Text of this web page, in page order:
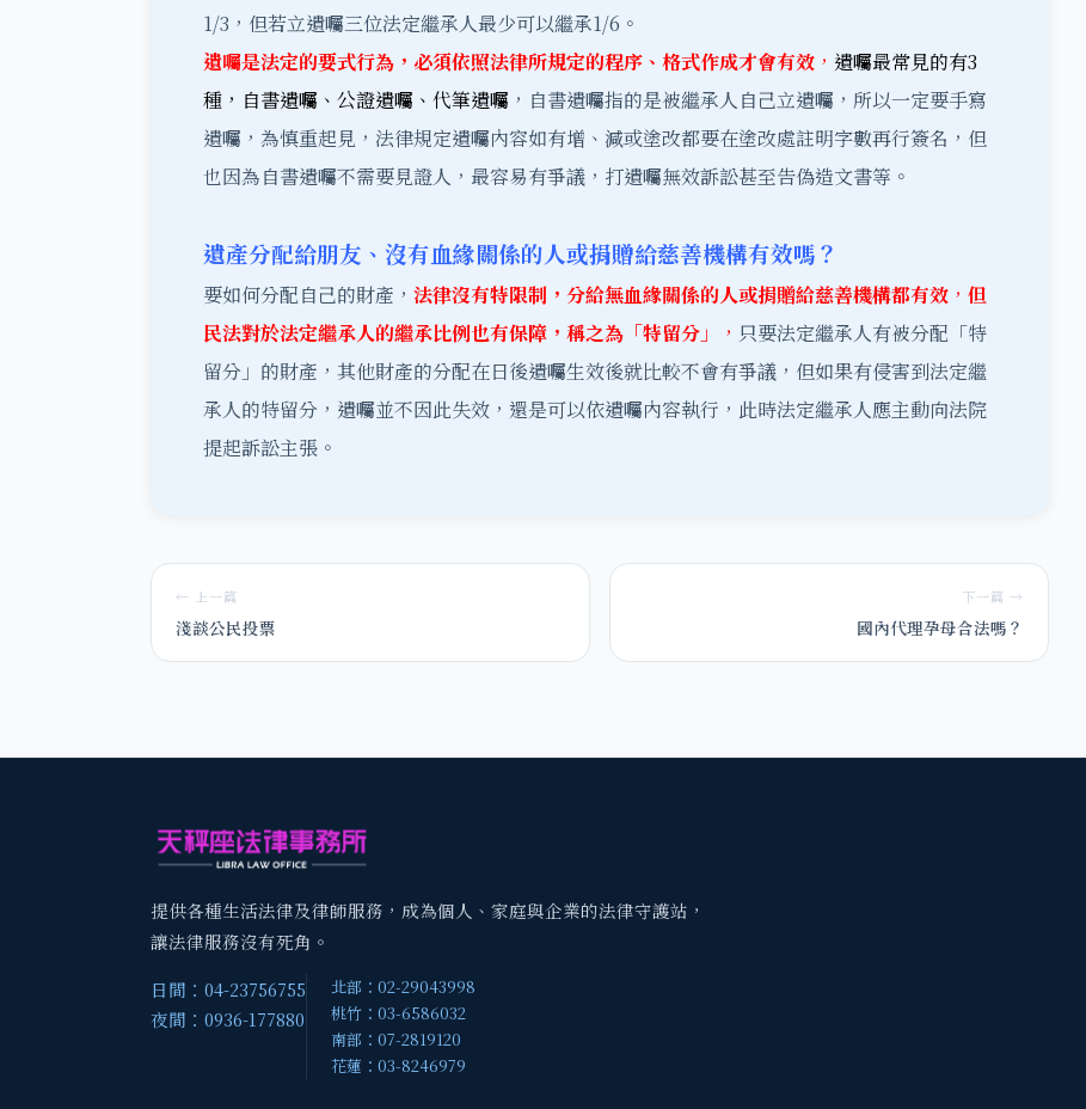
1/3，但若立遺囑三位法定繼承人最少可以繼承1/6。
遺囑是法定的要式行為，必須依照法律所規定的程序、格式作成才會有效 ， 遺囑最常見的有3
種，自書遺囑、公證遺囑、代筆遺囑 ，自書遺囑指的是被繼承人自己立遺囑，所以一定要手寫
遺囑，為慎重起見，法律規定遺囑內容如有增、減或塗改都要在塗改處註明字數再行簽名，但
也因為自書遺囑不需要見證人，最容易有爭議，打遺囑無效訴訟甚至告偽造文書等。
遺產分配給朋友、沒有血緣關係的人或捐贈給慈善機構有效嗎？
要如何分配自己的財產， 法律沒有特限制，分給無血緣關係的人或捐贈給慈善機構都有效 ， 但
民法對於法定繼承人的繼承比例也有保障，稱之為「特留分」
， 只要法定繼承人有被分配「特
留分」的財產，其他財產的分配在日後遺囑生效後就比較不會有爭議，但如果有侵害到法定繼
承人的特留分，遺囑並不因此失效，還是可以依遺囑內容執行，此時法定繼承人應主動向法院
提起訴訟主張。
← 上一篇
淺談公民投票
下一篇 →
國內代理孕母合法嗎？
提供各種生活法律及律師服務，成為個人、家庭與企業的法律守護站，
讓法律服務沒有死角。
日間：04-23756755
夜間：0936-177880
北部：02-29043998
桃竹：03-6586032
南部：07-2819120
花蓮：03-8246979